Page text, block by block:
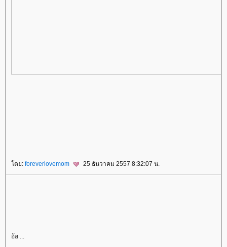
ดย: foreverlovemom 25 ธันวาคม 2557 8:32:07 น.
อ้อ ...